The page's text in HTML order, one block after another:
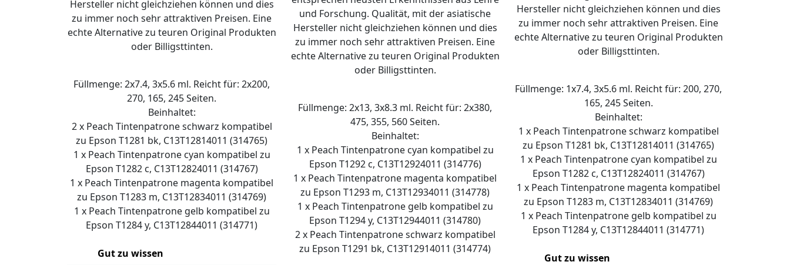
Hersteller nicht gleichziehen können und dies
zu immer noch sehr attraktiven Preisen. Eine
echte Alternative zu teuren Original Produkten
oder Billigsttinten.
Füllmenge: 2x7.4, 3x5.6 ml. Reicht für: 2x200,
270, 165, 245 Seiten.
Beinhaltet:
2 x Peach Tintenpatrone schwarz kompatibel
zu Epson T1281 bk, C13T12814011 (314765)
1 x Peach Tintenpatrone cyan kompatibel zu
Epson T1282 c, C13T12824011 (314767)
1 x Peach Tintenpatrone magenta kompatibel
zu Epson T1283 m, C13T12834011 (314769)
1 x Peach Tintenpatrone gelb kompatibel zu
Epson T1284 y, C13T12844011 (314771)
Gut zu wissen
und Forschung. Qualität, mit der asiatische
Hersteller nicht gleichziehen können und dies
zu immer noch sehr attraktiven Preisen. Eine
echte Alternative zu teuren Original Produkten
oder Billigsttinten.
Füllmenge: 2x13, 3x8.3 ml. Reicht für: 2x380,
475, 355, 560 Seiten.
Beinhaltet:
1 x Peach Tintenpatrone cyan kompatibel zu
Epson T1292 c, C13T12924011 (314776)
1 x Peach Tintenpatrone magenta kompatibel
zu Epson T1293 m, C13T12934011 (314778)
1 x Peach Tintenpatrone gelb kompatibel zu
Epson T1294 y, C13T12944011 (314780)
2 x Peach Tintenpatrone schwarz kompatibel
zu Epson T1291 bk, C13T12914011 (314774)
Hersteller nicht gleichziehen können und dies
zu immer noch sehr attraktiven Preisen. Eine
echte Alternative zu teuren Original Produkten
oder Billigsttinten.
Füllmenge: 1x7.4, 3x5.6 ml. Reicht für: 200, 270,
165, 245 Seiten.
Beinhaltet:
1 x Peach Tintenpatrone schwarz kompatibel
zu Epson T1281 bk, C13T12814011 (314765)
1 x Peach Tintenpatrone cyan kompatibel zu
Epson T1282 c, C13T12824011 (314767)
1 x Peach Tintenpatrone magenta kompatibel
zu Epson T1283 m, C13T12834011 (314769)
1 x Peach Tintenpatrone gelb kompatibel zu
Epson T1284 y, C13T12844011 (314771)
Gut zu wissen